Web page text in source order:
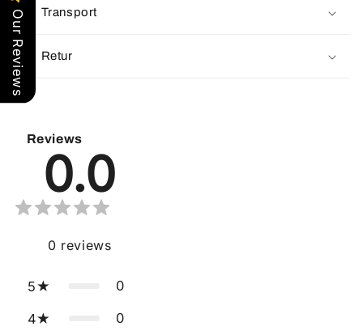
Transport
Retur
Reviews
0.0
0 reviews
5 0
4 0
Our Reviews